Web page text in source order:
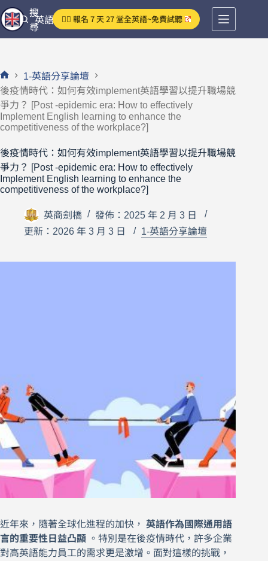
跳
至
主
容
英語分享論壇
搜
尋
👉🏻 報名 7 天 27 堂全英語~免費試聽
首
頁
1-英語分享論壇
後疫情時代：如何有效implement英語學習以提升職場競
爭力？ [Post -epidemic era: How to effectively
Implement English learning to enhance the
competitiveness of the workplace?]
後疫情時代：如何有效implement英語學習以提升職場競
爭力？ [Post -epidemic era: How to effectively
Implement English learning to enhance the
competitiveness of the workplace?]
英商劍橋
發佈：2025 年 2 月 3 日
更新：2026 年 3 月 3 日
1-英語分享論壇
近年來，隨著全球化進程的加快， 英語作為國際通用語
言的重要性日益凸顯 。特別是在後疫情時代，許多企業
對高英語能力員工的需求更是激增。面對這樣的挑戰，